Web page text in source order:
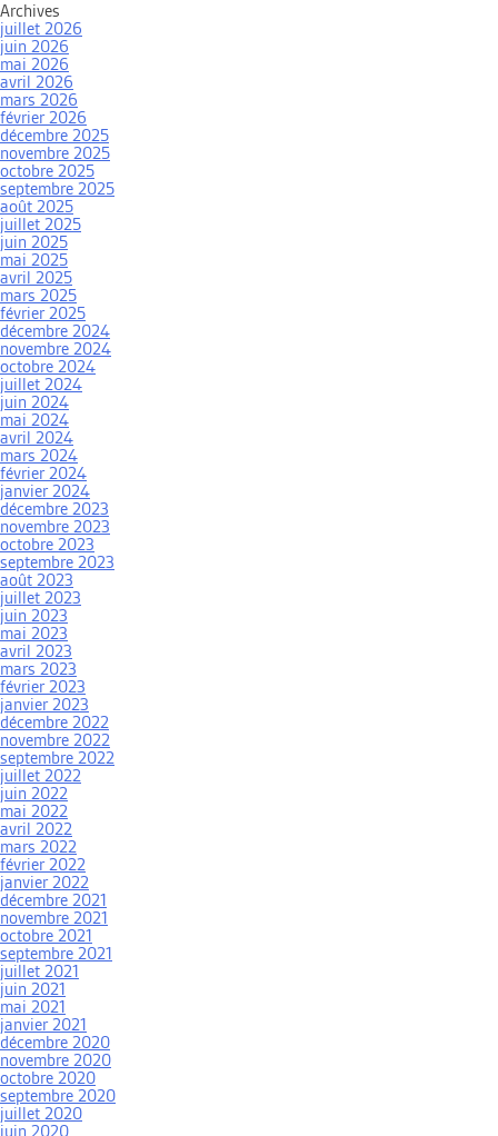
Archives
juillet 2026
juin 2026
mai 2026
avril 2026
mars 2026
février 2026
décembre 2025
novembre 2025
octobre 2025
septembre 2025
août 2025
juillet 2025
juin 2025
mai 2025
avril 2025
mars 2025
février 2025
décembre 2024
novembre 2024
octobre 2024
juillet 2024
juin 2024
mai 2024
avril 2024
mars 2024
février 2024
janvier 2024
décembre 2023
novembre 2023
octobre 2023
septembre 2023
août 2023
juillet 2023
juin 2023
mai 2023
avril 2023
mars 2023
février 2023
janvier 2023
décembre 2022
novembre 2022
septembre 2022
juillet 2022
juin 2022
mai 2022
avril 2022
mars 2022
février 2022
janvier 2022
décembre 2021
novembre 2021
octobre 2021
septembre 2021
juillet 2021
juin 2021
mai 2021
janvier 2021
décembre 2020
novembre 2020
octobre 2020
septembre 2020
juillet 2020
juin 2020